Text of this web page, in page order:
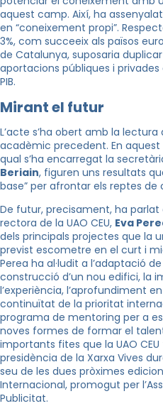
aquest camp. Així, ha
en “coneixement propi”.
3%, com succeeix als països
de Catalunya, suposaria
aportacions públiques i
PIB.
Mirant el futur
L’acte s’ha obert amb la
acadèmic precedent. En aquest
qual s’ha encarregat la
Beriain, figuren uns resultats
base” per afrontar els reptes
De futur, precisament, ha
rectora de la UAO CEU, Eva
dels principals projectes que la
previst escometre en el curt i
Perea ha al·ludit a l’adaptació
construcció d’un nou edifici, la
l’experiència, l’aprofundiment
continuïtat de la prioritat
programa de mentoring per a
noves formes de formar el
importants fites que la UAO
presidència de la Xarxa Vives
seu de les dues pròximes
Internacional, promogut per
Publicitat.